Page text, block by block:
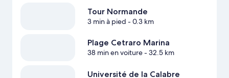
Tour Normande
3 min à pied - 0.3 km
Plage Cetraro Marina
38 min en voiture- 32.5 km
Université de la Calabre